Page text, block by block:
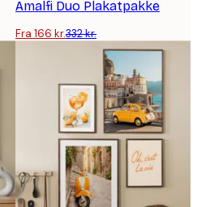
Amalfi Duo Plakatpakke
Fra 166 kr.332 kr.